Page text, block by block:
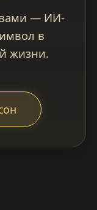
— ИИ-
в
жизни.